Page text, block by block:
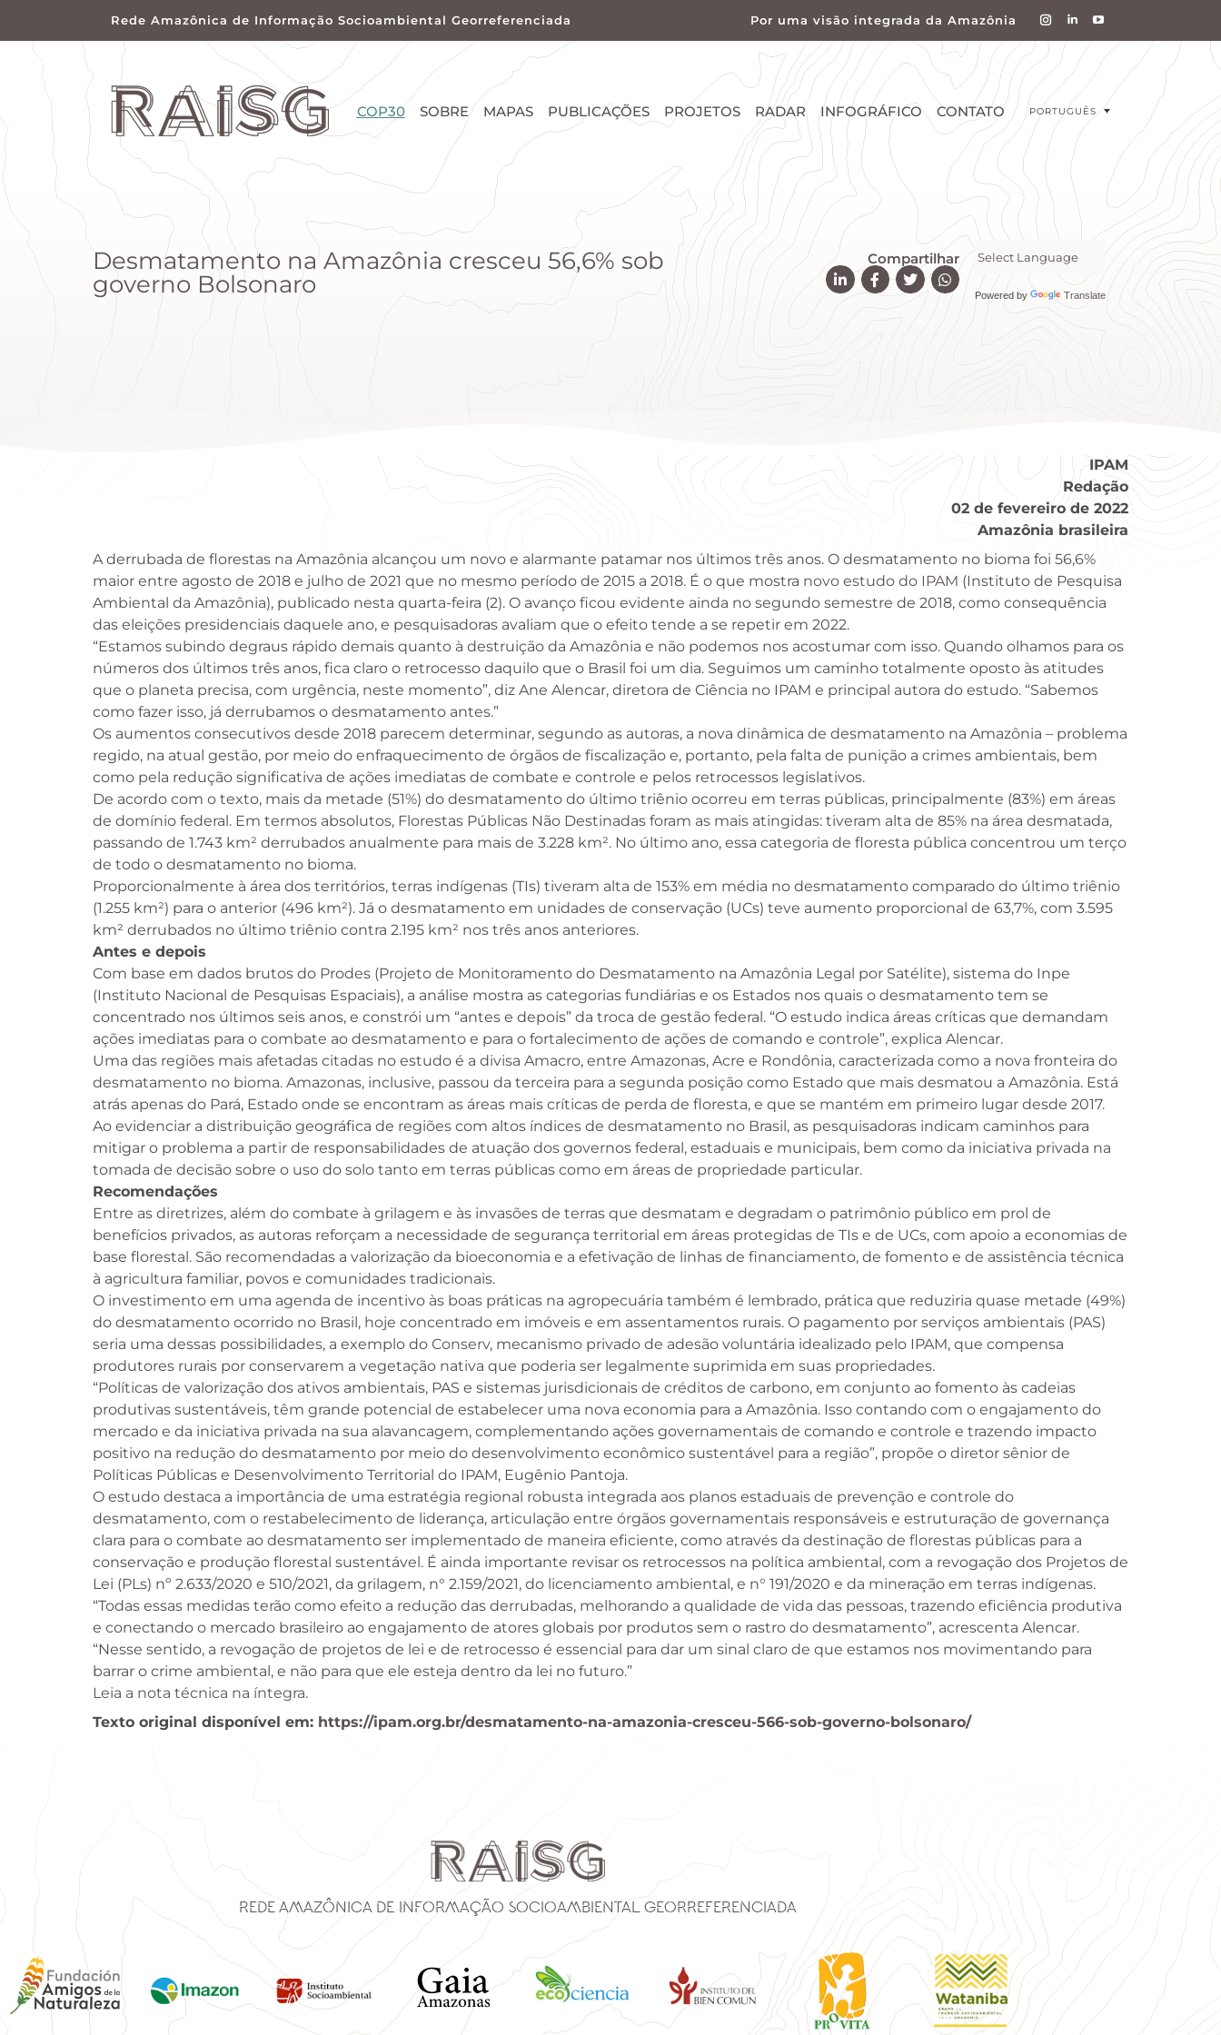
Rede Amazônica de Informação Socioambiental Georreferenciada Por uma visão integrada da Amazônia
COP30 SOBRE MAPAS PUBLICAÇÕES PROJETOS RADAR INFOGRÁFICO CONTATO PORTUGUÊS
Desmatamento na Amazônia cresceu 56,6% sob
governo Bolsonaro
Compartilhar
Powered by Translate
IPAM
Redação
02 de fevereiro de 2022
Amazônia brasileira
A derrubada de florestas na Amazônia alcançou um novo e alarmante patamar nos últimos três anos. O desmatamento no bioma foi 56,6%
maior entre agosto de 2018 e julho de 2021 que no mesmo período de 2015 a 2018. É o que mostra novo estudo do IPAM (Instituto de Pesquisa
Ambiental da Amazônia), publicado nesta quarta-feira (2). O avanço ficou evidente ainda no segundo semestre de 2018, como consequência
das eleições presidenciais daquele ano, e pesquisadoras avaliam que o efeito tende a se repetir em 2022.
“Estamos subindo degraus rápido demais quanto à destruição da Amazônia e não podemos nos acostumar com isso. Quando olhamos para os
números dos últimos três anos, fica claro o retrocesso daquilo que o Brasil foi um dia. Seguimos um caminho totalmente oposto às atitudes
que o planeta precisa, com urgência, neste momento”, diz Ane Alencar, diretora de Ciência no IPAM e principal autora do estudo. “Sabemos
como fazer isso, já derrubamos o desmatamento antes.”
Os aumentos consecutivos desde 2018 parecem determinar, segundo as autoras, a nova dinâmica de desmatamento na Amazônia – problema
regido, na atual gestão, por meio do enfraquecimento de órgãos de fiscalização e, portanto, pela falta de punição a crimes ambientais, bem
como pela redução significativa de ações imediatas de combate e controle e pelos retrocessos legislativos.
De acordo com o texto, mais da metade (51%) do desmatamento do último triênio ocorreu em terras públicas, principalmente (83%) em áreas
de domínio federal. Em termos absolutos, Florestas Públicas Não Destinadas foram as mais atingidas: tiveram alta de 85% na área desmatada,
passando de 1.743 km² derrubados anualmente para mais de 3.228 km². No último ano, essa categoria de floresta pública concentrou um terço
de todo o desmatamento no bioma.
Proporcionalmente à área dos territórios, terras indígenas (TIs) tiveram alta de 153% em média no desmatamento comparado do último triênio
(1.255 km²) para o anterior (496 km²). Já o desmatamento em unidades de conservação (UCs) teve aumento proporcional de 63,7%, com 3.595
km² derrubados no último triênio contra 2.195 km² nos três anos anteriores.
Antes e depois
Com base em dados brutos do Prodes (Projeto de Monitoramento do Desmatamento na Amazônia Legal por Satélite), sistema do Inpe
(Instituto Nacional de Pesquisas Espaciais), a análise mostra as categorias fundiárias e os Estados nos quais o desmatamento tem se
concentrado nos últimos seis anos, e constrói um “antes e depois” da troca de gestão federal. “O estudo indica áreas críticas que demandam
ações imediatas para o combate ao desmatamento e para o fortalecimento de ações de comando e controle”, explica Alencar.
Uma das regiões mais afetadas citadas no estudo é a divisa Amacro, entre Amazonas, Acre e Rondônia, caracterizada como a nova fronteira do
desmatamento no bioma. Amazonas, inclusive, passou da terceira para a segunda posição como Estado que mais desmatou a Amazônia. Está
atrás apenas do Pará, Estado onde se encontram as áreas mais críticas de perda de floresta, e que se mantém em primeiro lugar desde 2017.
Ao evidenciar a distribuição geográfica de regiões com altos índices de desmatamento no Brasil, as pesquisadoras indicam caminhos para
mitigar o problema a partir de responsabilidades de atuação dos governos federal, estaduais e municipais, bem como da iniciativa privada na
tomada de decisão sobre o uso do solo tanto em terras públicas como em áreas de propriedade particular.
Recomendações
Entre as diretrizes, além do combate à grilagem e às invasões de terras que desmatam e degradam o patrimônio público em prol de
benefícios privados, as autoras reforçam a necessidade de segurança territorial em áreas protegidas de TIs e de UCs, com apoio a economias de
base florestal. São recomendadas a valorização da bioeconomia e a efetivação de linhas de financiamento, de fomento e de assistência técnica
à agricultura familiar, povos e comunidades tradicionais.
O investimento em uma agenda de incentivo às boas práticas na agropecuária também é lembrado, prática que reduziria quase metade (49%)
do desmatamento ocorrido no Brasil, hoje concentrado em imóveis e em assentamentos rurais. O pagamento por serviços ambientais (PAS)
seria uma dessas possibilidades, a exemplo do Conserv, mecanismo privado de adesão voluntária idealizado pelo IPAM, que compensa
produtores rurais por conservarem a vegetação nativa que poderia ser legalmente suprimida em suas propriedades.
“Políticas de valorização dos ativos ambientais, PAS e sistemas jurisdicionais de créditos de carbono, em conjunto ao fomento às cadeias
produtivas sustentáveis, têm grande potencial de estabelecer uma nova economia para a Amazônia. Isso contando com o engajamento do
mercado e da iniciativa privada na sua alavancagem, complementando ações governamentais de comando e controle e trazendo impacto
positivo na redução do desmatamento por meio do desenvolvimento econômico sustentável para a região”, propõe o diretor sênior de
Políticas Públicas e Desenvolvimento Territorial do IPAM, Eugênio Pantoja.
O estudo destaca a importância de uma estratégia regional robusta integrada aos planos estaduais de prevenção e controle do
desmatamento, com o restabelecimento de liderança, articulação entre órgãos governamentais responsáveis e estruturação de governança
clara para o combate ao desmatamento ser implementado de maneira eficiente, como através da destinação de florestas públicas para a
conservação e produção florestal sustentável. É ainda importante revisar os retrocessos na política ambiental, com a revogação dos Projetos de
Lei (PLs) nº 2.633/2020 e 510/2021, da grilagem, n° 2.159/2021, do licenciamento ambiental, e n° 191/2020 e da mineração em terras indígenas.
“Todas essas medidas terão como efeito a redução das derrubadas, melhorando a qualidade de vida das pessoas, trazendo eficiência produtiva
e conectando o mercado brasileiro ao engajamento de atores globais por produtos sem o rastro do desmatamento”, acrescenta Alencar.
“Nesse sentido, a revogação de projetos de lei e de retrocesso é essencial para dar um sinal claro de que estamos nos movimentando para
barrar o crime ambiental, e não para que ele esteja dentro da lei no futuro.”
Leia a nota técnica na íntegra.
Texto original disponível em: https://ipam.org.br/desmatamento-na-amazonia-cresceu-566-sob-governo-bolsonaro/
Rede Amazônica de Informação Socioambiental Georreferenciada